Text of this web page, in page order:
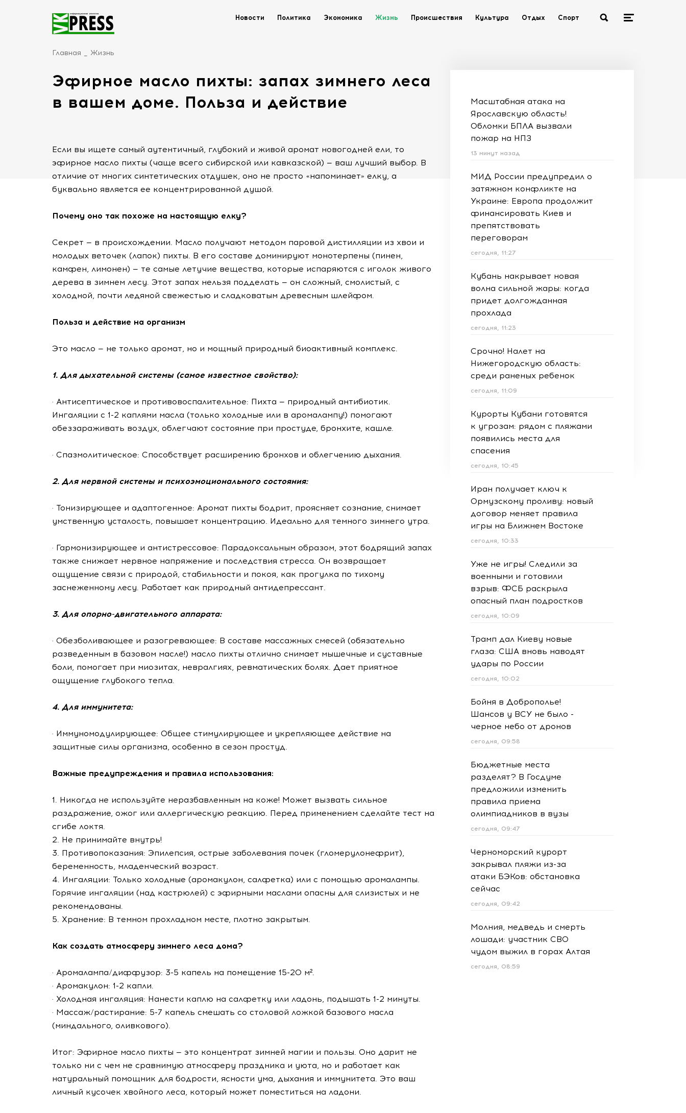
Новости Политика Экономика Жизнь Происшествия Культура Отдых Спорт
Главная Жизнь
Эфирное масло пихты: запах зимнего леса
в вашем доме. Польза и действие
Если вы ищете самый аутентичный, глубокий и живой аромат новогодней ели, то
эфирное масло пихты (чаще всего сибирской или кавказской) — ваш лучший выбор. В
отличие от многих синтетических отдушек, оно не просто «напоминает» елку, а
буквально является ее концентрированной душой.
Почему оно так похоже на настоящую елку?
Секрет — в происхождении. Масло получают методом паровой дистилляции из хвои и
молодых веточек (лапок) пихты. В его составе доминируют монотерпены (пинен,
камфен, лимонен) — те самые летучие вещества, которые испаряются с иголок живого
дерева в зимнем лесу. Этот запах нельзя подделать — он сложный, смолистый, с
холодной, почти ледяной свежестью и сладковатым древесным шлейфом.
Польза и действие на организм
Это масло — не только аромат, но и мощный природный биоактивный комплекс.
1. Для дыхательной системы (самое известное свойство):
· Антисептическое и противовоспалительное: Пихта — природный антибиотик.
Ингаляции с 1-2 каплями масла (только холодные или в аромалампу!) помогают
обеззараживать воздух, облегчают состояние при простуде, бронхите, кашле.
· Спазмолитическое: Способствует расширению бронхов и облегчению дыхания.
2. Для нервной системы и психоэмоционального состояния:
· Тонизирующее и адаптогенное: Аромат пихты бодрит, проясняет сознание, снимает
умственную усталость, повышает концентрацию. Идеально для темного зимнего утра.
· Гармонизирующее и антистрессовое: Парадоксальным образом, этот бодрящий запах
также снижает нервное напряжение и последствия стресса. Он возвращает
ощущение связи с природой, стабильности и покоя, как прогулка по тихому
заснеженному лесу. Работает как природный антидепрессант.
3. Для опорно-двигательного аппарата:
· Обезболивающее и разогревающее: В составе массажных смесей (обязательно
разведенным в базовом масле!) масло пихты отлично снимает мышечные и суставные
боли, помогает при миозитах, невралгиях, ревматических болях. Дает приятное
ощущение глубокого тепла.
4. Для иммунитета:
· Иммуномодулирующее: Общее стимулирующее и укрепляющее действие на
защитные силы организма, особенно в сезон простуд.
Важные предупреждения и правила использования:
1. Никогда не используйте неразбавленным на коже! Может вызвать сильное
раздражение, ожог или аллергическую реакцию. Перед применением сделайте тест на
сгибе локтя.
2. Не принимайте внутрь!
3. Противопоказания: Эпилепсия, острые заболевания почек (гломерулонефрит),
беременность, младенческий возраст.
4. Ингаляции: Только холодные (аромакулон, салфетка) или с помощью аромалампы.
Горячие ингаляции (над кастрюлей) с эфирными маслами опасны для слизистых и не
рекомендованы.
5. Хранение: В темном прохладном месте, плотно закрытым.
Как создать атмосферу зимнего леса дома?
· Аромалампа/диффузор: 3-5 капель на помещение 15-20 м².
· Аромакулон: 1-2 капли.
· Холодная ингаляция: Нанести каплю на салфетку или ладонь, подышать 1-2 минуты.
· Массаж/растирание: 5-7 капель смешать со столовой ложкой базового масла
(миндального, оливкового).
Итог: Эфирное масло пихты — это концентрат зимней магии и пользы. Оно дарит не
только ни с чем не сравнимую атмосферу праздника и уюта, но и работает как
натуральный помощник для бодрости, ясности ума, дыхания и иммунитета. Это ваш
личный кусочек хвойного леса, который может поместиться на ладони.
Масштабная атака на
Ярославскую область!
Обломки БПЛА вызвали
пожар на НПЗ
13 минут назад
МИД России предупредил о
затяжном конфликте на
Украине: Европа продолжит
финансировать Киев и
препятствовать
переговорам
сегодня, 11:27
Кубань накрывает новая
волна сильной жары: когда
придет долгожданная
прохлада
сегодня, 11:23
Срочно! Налет на
Нижегородскую область:
среди раненых ребенок
сегодня, 11:09
Курорты Кубани готовятся
к угрозам: рядом с пляжами
появились места для
спасения
сегодня, 10:45
Иран получает ключ к
Ормузскому проливу: новый
договор меняет правила
игры на Ближнем Востоке
сегодня, 10:33
Уже не игры! Следили за
военными и готовили
взрыв: ФСБ раскрыла
опасный план подростков
сегодня, 10:09
Трамп дал Киеву новые
глаза: США вновь наводят
удары по России
сегодня, 10:02
Бойня в Доброполье!
Шансов у ВСУ не было -
черное небо от дронов
сегодня, 09:58
Бюджетные места
разделят? В Госдуме
предложили изменить
правила приема
олимпиадников в вузы
сегодня, 09:47
Черноморский курорт
закрывал пляжи из-за
атаки БЭКов: обстановка
сейчас
сегодня, 09:42
Молния, медведь и смерть
лошади: участник СВО
чудом выжил в горах Алтая
сегодня, 08:59